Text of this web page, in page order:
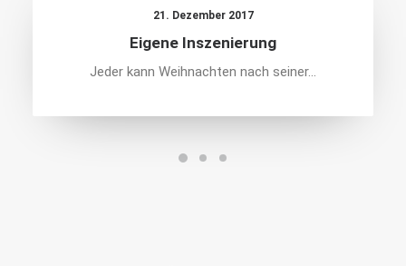
21. Dezember 2017
Eigene Inszenierung
Jeder kann Weihnachten nach seiner…